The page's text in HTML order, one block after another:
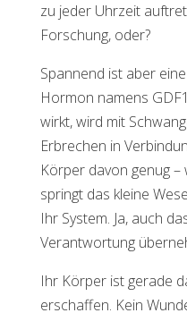
zu jeder Uhrzeit
Forschung, oder?
Spannend ist aber eine
Hormon namens
wirkt, wird mit
Erbrechen in
Körper davon genug
springt das kleine
Ihr System. Ja, auch
Verantwortung
Ihr Körper ist gerade
erschaffen. Kein